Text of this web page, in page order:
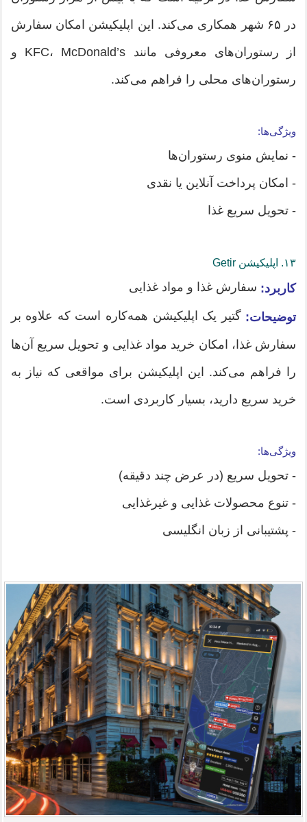
در ۶۵ شهر همکاری می‌کند. این اپلیکیشن امکان سفارش
از رستوران‌های معروفی مانند KFC، McDonald’s و
رستوران‌های محلی را فراهم می‌کند.
ویژگی‌ها:
- نمایش منوی رستوران‌ها
- امکان پرداخت آنلاین یا نقدی
- تحویل سریع غذا
۱۳. اپلیکیشن‌ Getir
کاربرد: سفارش غذا و مواد غذایی
توضیحات: گتیر یک اپلیکیشن همه‌کاره است که علاوه بر
سفارش غذا، امکان خرید مواد غذایی و تحویل سریع آن‌ها
را فراهم می‌کند. این اپلیکیشن برای مواقعی که نیاز به
خرید سریع دارید، بسیار کاربردی است.
ویژگی‌ها:
- تحویل سریع (در عرض چند دقیقه)
- تنوع محصولات غذایی و غیرغذایی
- پشتیبانی از زبان انگلیسی